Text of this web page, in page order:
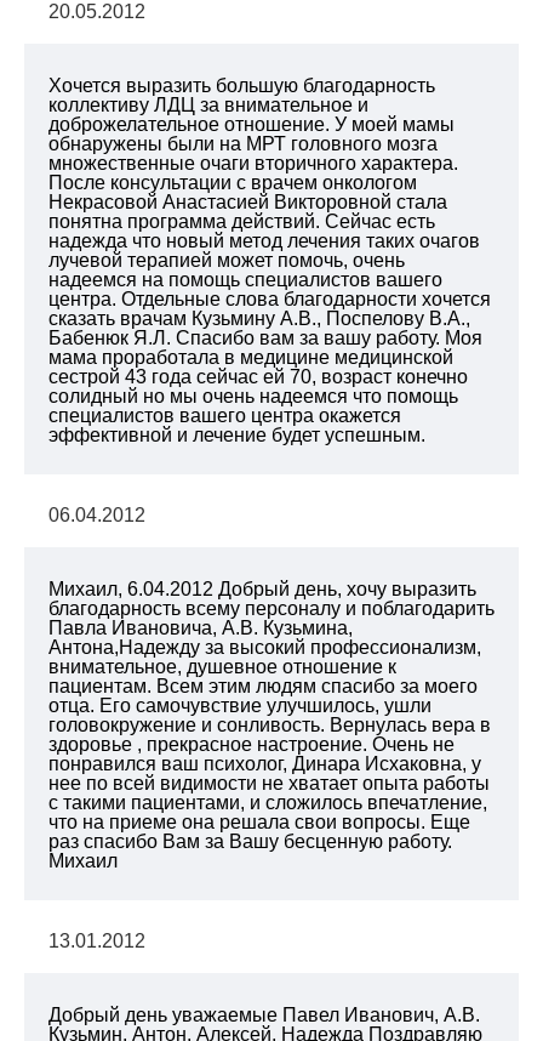
20.05.2012
Хочется выразить большую благодарность
коллективу ЛДЦ за внимательное и
доброжелательное отношение. У моей мамы
обнаружены были на МРТ головного мозга
множественные очаги вторичного характера.
После консультации с врачем онкологом
Некрасовой Анастасией Викторовной стала
понятна программа действий. Сейчас есть
надежда что новый метод лечения таких очагов
лучевой терапией может помочь, очень
надеемся на помощь специалистов вашего
центра. Отдельные слова благодарности хочется
сказать врачам Кузьмину А.В., Поспелову В.А.,
Бабенюк Я.Л. Спасибо вам за вашу работу. Моя
мама проработала в медицине медицинской
сестрой 43 года сейчас ей 70, возраст конечно
солидный но мы очень надеемся что помощь
специалистов вашего центра окажется
эффективной и лечение будет успешным.
06.04.2012
Михаил, 6.04.2012 Добрый день, хочу выразить
благодарность всему персоналу и поблагодарить
Павла Ивановича, А.В. Кузьмина,
Антона,Надежду за высокий профессионализм,
внимательное, душевное отношение к
пациентам. Всем этим людям спасибо за моего
отца. Его самочувствие улучшилось, ушли
головокружение и сонливость. Вернулась вера в
здоровье , прекрасное настроение. Очень не
понравился ваш психолог, Динара Исхаковна, у
нее по всей видимости не хватает опыта работы
с такими пациентами, и сложилось впечатление,
что на приеме она решала свои вопросы. Еще
раз спасибо Вам за Вашу бесценную работу.
Михаил
13.01.2012
Добрый день уважаемые Павел Иванович, А.В.
Кузьмин, Антон, Алексей, Надежда Поздравляю